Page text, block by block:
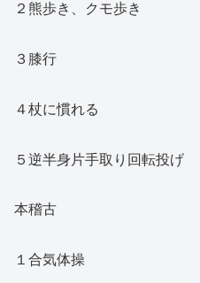
２熊歩き、クモ歩き
３膝行
４杖に慣れる
５逆半身片手取り回転投げ
本稽古
１合気体操